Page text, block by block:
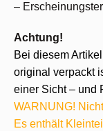
–
Achtung!
Bei diesem
original verpackt
einer Sicht – und
WARNUNG!
Es enthält